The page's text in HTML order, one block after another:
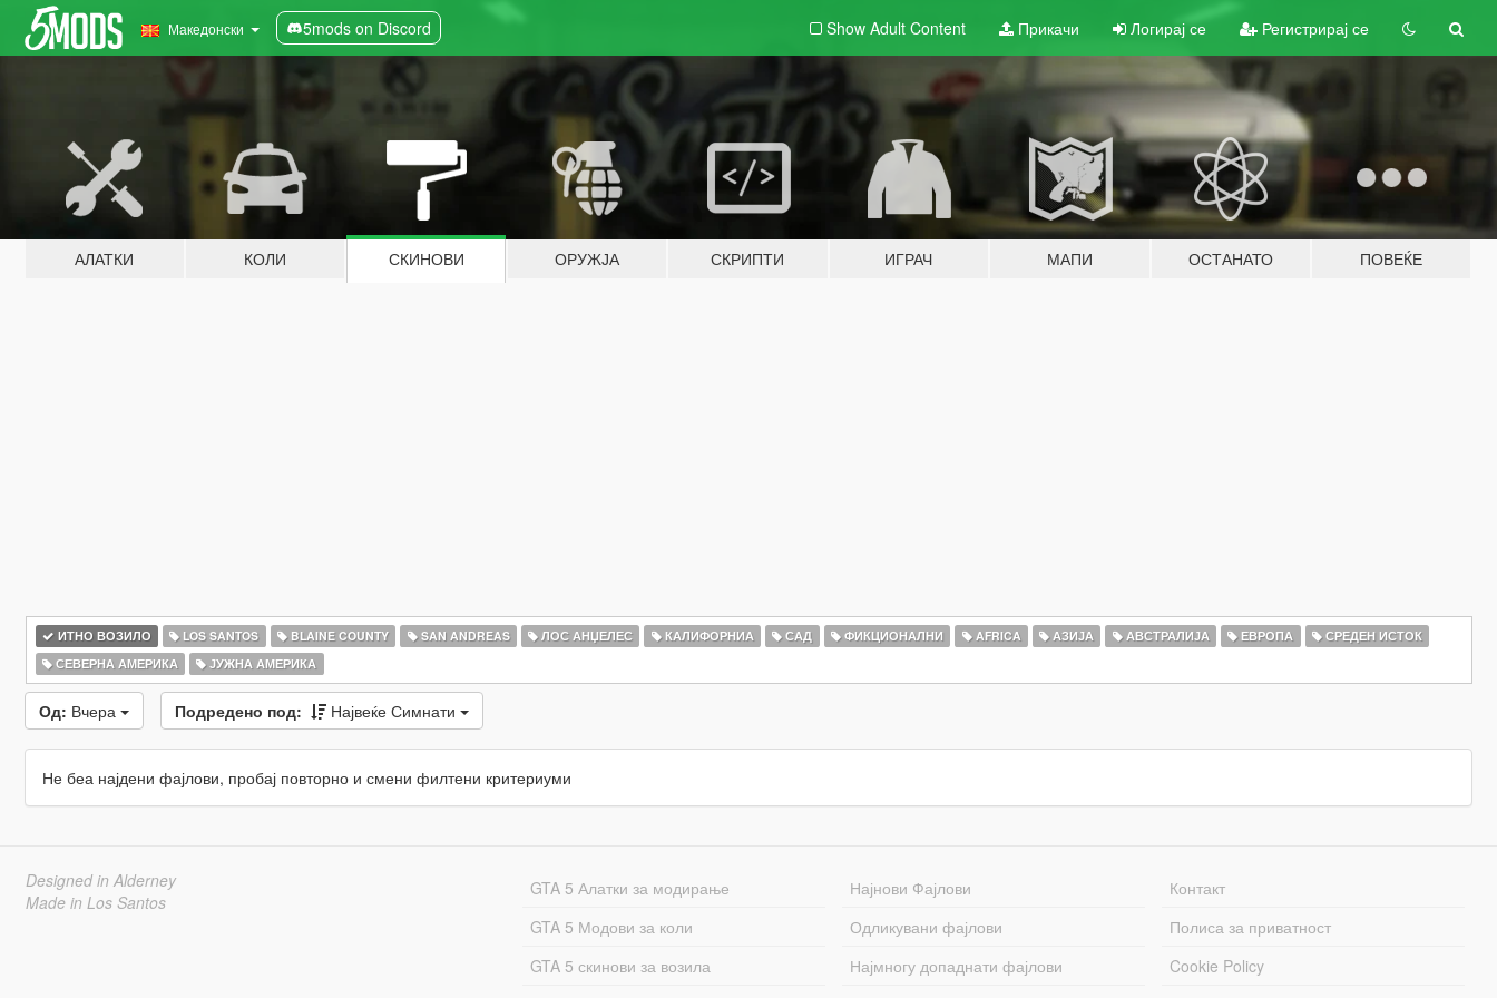
Македонски 5mods on Discord Show Adult Content Прикачи Логирај се Регистрирај се
АЛАТКИ КОЛИ СКИНОВИ ОРУЖЈА СКРИПТИ ИГРАЧ МАПИ ОСТАНАТО ПОВЕЌЕ
ИТНО ВОЗИЛО LOS SANTOS BLAINE COUNTY SAN ANDREAS ЛОС АНЏЕЛЕС КАЛИФОРНИА САД ФИКЦИОНАЛНИ AFRICA АЗИЈА АВСТРАЛИЈА ЕВРОПА
СРЕДЕН ИСТОК
СЕВЕРНА АМЕРИКА
ЈУЖНА АМЕРИКА
Од: Вчера Подредено под: Највеќе Симнати
Не беа најдени фајлови, пробај повторно и смени филтени критериуми
Designed in Alderney
Made in Los Santos
GTA 5 Алатки за модирање
GTA 5 Модови за коли
GTA 5 скинови за возила
Најнови Фајлови
Одликувани фајлови
Најмногу допаднати фајлови
Контакт
Полиса за приватност
Cookie Policy